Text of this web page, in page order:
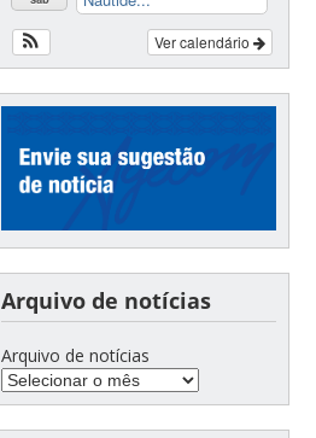
Ver calendário
Arquivo de notícias
Arquivo de notícias